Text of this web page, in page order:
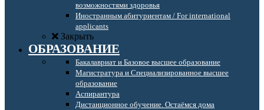
возможностями здоровья
Иностранным абитуриентам / For international
applicants
Закрыть
ОБРАЗОВАНИЕ
Бакалавриат и Базовое высшее образование
Магистратура и Специализированное высшее
образование
Аспирантура
Дистанционное обучение. Остаёмся дома